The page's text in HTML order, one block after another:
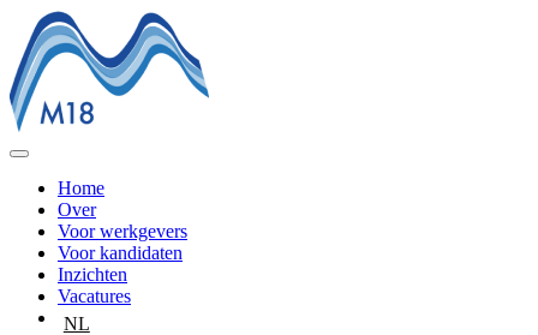
naar
de
inhoud
Home
Over
Voor werkgevers
Voor kandidaten
Inzichten
Vacatures
NL